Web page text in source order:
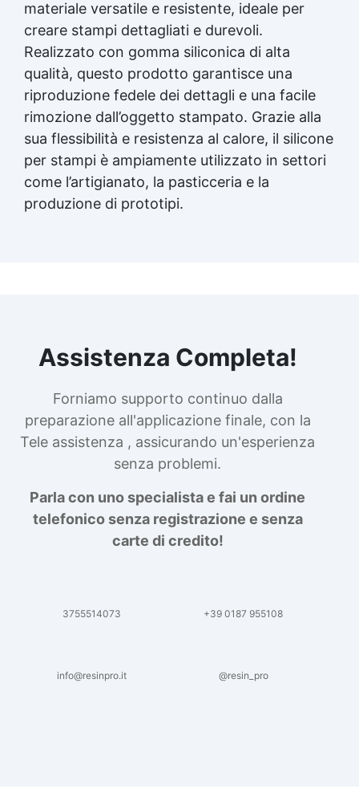
stampi Gomma siliconica liquida per stampi
Gomma siliconica fai da te Gomma siliconica
da colata Gomma liquida per stampi Gomma
siliconica per stampi durevoli Gomma
siliconica per colata Gomma siliconica per
calchi Gomma siliconica colata Gomma
siliconica per stampi 5 kg Gomma al silicone
Gomma silicone Gomme siliconiche Gomma
liquida trasparente Gomma per stampi
Gomma siliconica resistente Gomma
siliconica per stampi complessi Gomma
siliconica liquida Gomma siliconica morbida
Gomma colata Gomma siliconica per calchi
materiale versatile e resistente, ideale per
creare stampi dettagliati e durevoli.
Realizzato con gomma siliconica di alta
qualità, questo prodotto garantisce una
riproduzione fedele dei dettagli e una facile
rimozione dall’oggetto stampato. Grazie alla
sua flessibilità e resistenza al calore, il silicone
per stampi è ampiamente utilizzato in settori
come l’artigianato, la pasticceria e la
produzione di prototipi.
Assistenza Completa!
Forniamo supporto continuo dalla
preparazione all'applicazione finale, con la
Tele assistenza , assicurando un'esperienza
senza problemi.
Parla con uno specialista e fai un ordine
telefonico senza registrazione e senza
carte di credito!
3755514073 +39 0187 955108
info@resinpro.it @resin_pro